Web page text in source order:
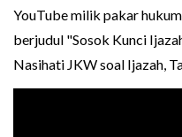
YouTube milik pakar
berjudul "Sosok Kunci
Nasihati JKW soal Ijazah,